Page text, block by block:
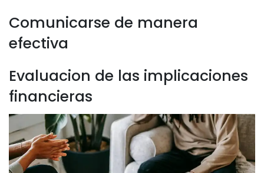
Comunicarse de manera
efectiva
Evaluacion de las implicaciones
financieras